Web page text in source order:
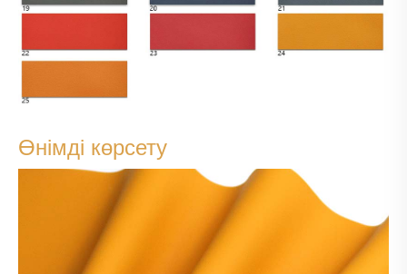
Өнімді көрсету